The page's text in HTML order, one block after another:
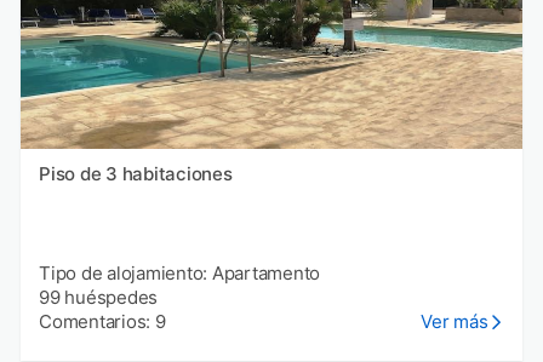
Piso de 3 habitaciones
Tipo de alojamiento: Apartamento
99 huéspedes
Comentarios: 9
Ver más